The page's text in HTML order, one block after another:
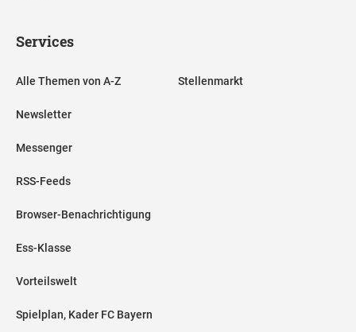
Services
Alle Themen von A-Z
Newsletter
Messenger
RSS-Feeds
Browser-Benachrichtigung
Ess-Klasse
Vorteilswelt
Spielplan, Kader FC Bayern
Stellenmarkt